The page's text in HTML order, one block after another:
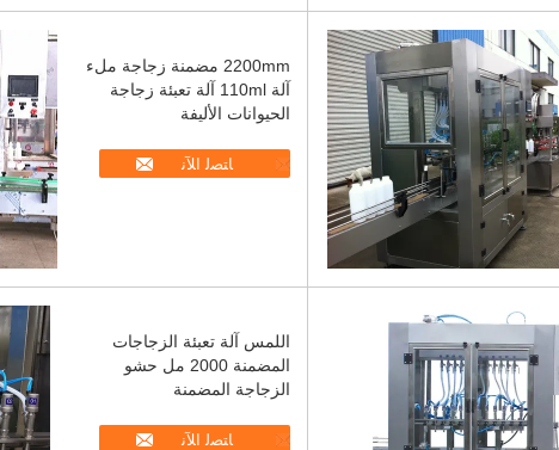
2200mm مضمنة زجاجة ملء
آلة 110ml آلة تعبئة زجاجة
الحيوانات الأليفة
ﺎﺘﺼﻟ ﺍﻶﻧ
اللمس آلة تعبئة الزجاجات
المضمنة 2000 مل حشو
الزجاجة المضمنة
ﺎﺘﺼﻟ ﺍﻶﻧ